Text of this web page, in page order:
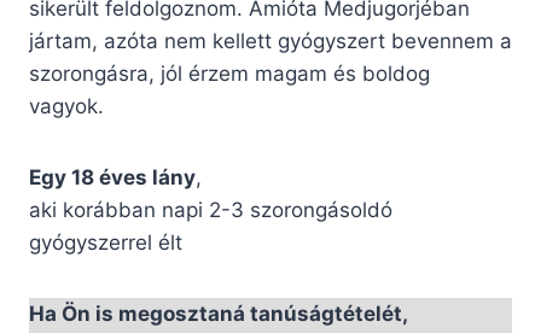
sikerült feldolgoznom. Amióta Medjugorjéban
jártam, azóta nem kellett gyógyszert bevennem a
szorongásra, jól érzem magam és boldog
vagyok.
Egy 18 éves lány,
aki korábban napi 2-3 szorongásoldó
gyógyszerrel élt
Ha Ön is megosztaná tanúságtételét,